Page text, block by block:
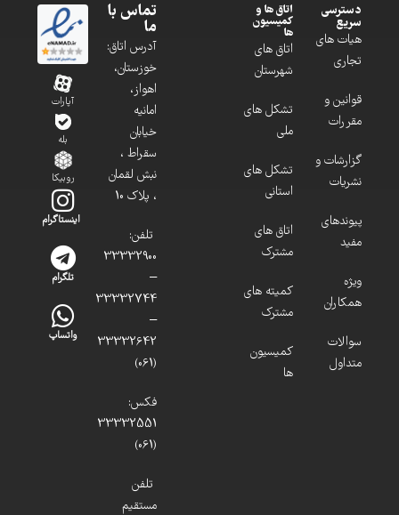
دسترسی
سریع
هیات های
تجاری
قوانین و
مقررات
گزارشات و
نشریات
پیوندهای
مفید
ویژه
همکاران
سوالات
متداول
اتاق ها و
کمیسیون
ها
اتاق های
شهرستان
تشکل های
ملی
تشکل های
استانی
اتاق های
مشترک
کمیته های
مشترک
کمیسیون
ها
تماس با
ما
آدرس اتاق:
خوزستان،
اهواز،
امانیه
خیابان
سقراط ،
نبش لقمان
، پلاک 10
تلفن:
33332900
–
33332744
–
33332642
(061)
فکس:
33332551
(061)
تلفن
مستقیم
آپارات
بله
روبیکا
اینستاگرام
تلگرام
واتساپ